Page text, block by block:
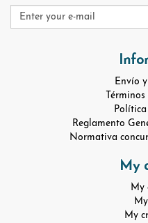
Envío
Política
Reglamento
Normativa
My
My
My